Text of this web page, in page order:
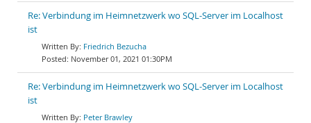
Re: Verbindung im Heimnetzwerk wo SQL-Server im Localhost
ist
Friedrich Bezucha
November 01, 2021 01:30PM
Re: Verbindung im Heimnetzwerk wo SQL-Server im Localhost
ist
Peter Brawley